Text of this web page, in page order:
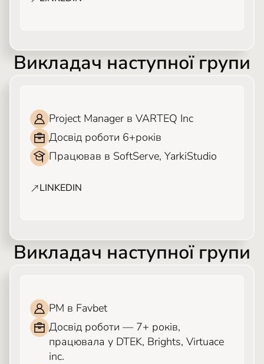
Викладач наступної групи
Project Manager в VARTEQ Inc
Досвід роботи 6+років
Працював в SoftServe, YarkiStudio
LINKEDIN
Викладач наступної групи
PM в Favbet
Досвід роботи — 7+ років,
працювала у DTEK, Brights, Virtuace
inc.